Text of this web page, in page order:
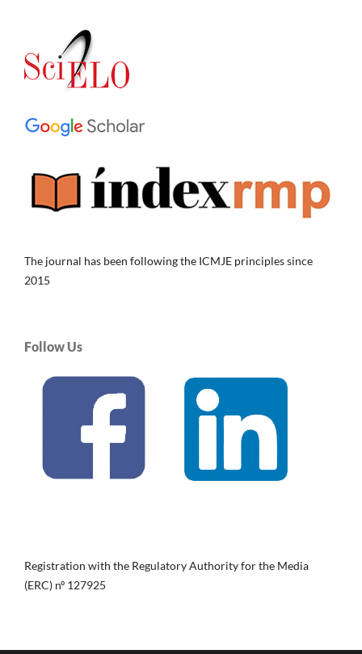
The journal has been following the ICMJE principles since
2015
Follow Us
Registration with the Regulatory Authority for the Media
(ERC) nº 127925